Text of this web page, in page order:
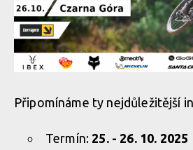
Připomínáme ty nejdůležitější
Termín:25. - 26. 10. 2025